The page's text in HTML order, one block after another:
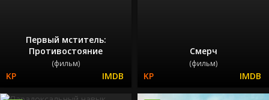
Первый мститель:
Противостояние
(фильм)
Смерч
(фильм)